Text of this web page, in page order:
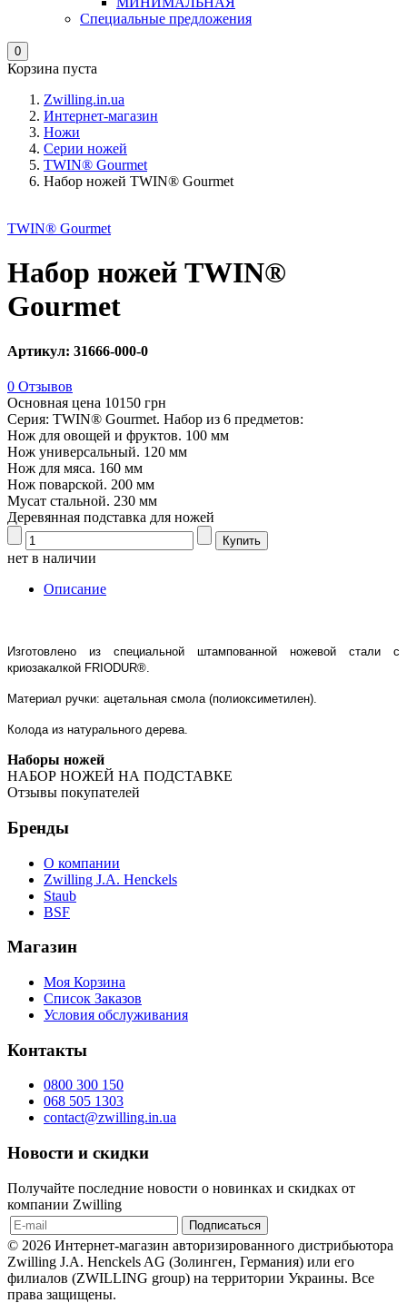
Специальные предложения
0
Корзина пуста
Zwilling.in.ua
Интернет-магазин
Ножи
Серии ножей
TWIN® Gourmet
Набор ножей TWIN® Gourmet
TWIN® Gourmet
Набор ножей TWIN®
Gourmet
Артикул: 31666-000-0
0 Отзывов
Основная цена 10150 грн
Серия: TWIN® Gourmet. Набор из 6 предметов:
Нож для овощей и фруктов. 100 мм
Нож универсальный. 120 мм
Нож для мяса. 160 мм
Нож поварской. 200 мм
Мусат стальной. 230 мм
Деревянная подставка для ножей
нет в наличии
Описание
Изготовлено из специальной штампованной ножевой стали с
криозакалкой FRIODUR®.
Материал ручки: ацетальная смола (полиоксиметилен).
Колода из натурального дерева.
Наборы ножей
НАБОР НОЖЕЙ НА ПОДСТАВКЕ
Отзывы покупателей
Бренды
О компании
Zwilling J.A. Henckels
Staub
BSF
Магазин
Моя Корзина
Список Заказов
Условия обслуживания
Контакты
0800 300 150
068 505 1303
contact@zwilling.in.ua
Новости и скидки
Получайте последние новости о новинках и скидках от
компании Zwilling
© 2026 Интернет-магазин авторизированного дистрибьютора
Zwilling J.A. Henckels AG (Золинген, Германия) или его
филиалов (ZWILLING group) на территории Украины. Все
права защищены.